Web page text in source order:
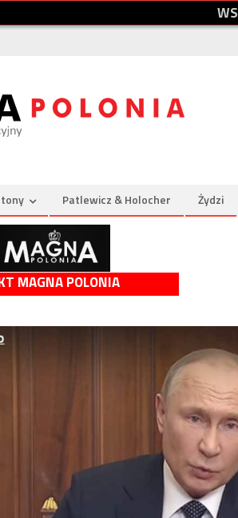
WS
Patlewicz & Holocher Żydzi
MAGNA POLONIA